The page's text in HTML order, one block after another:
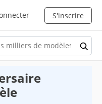
S'inscrire